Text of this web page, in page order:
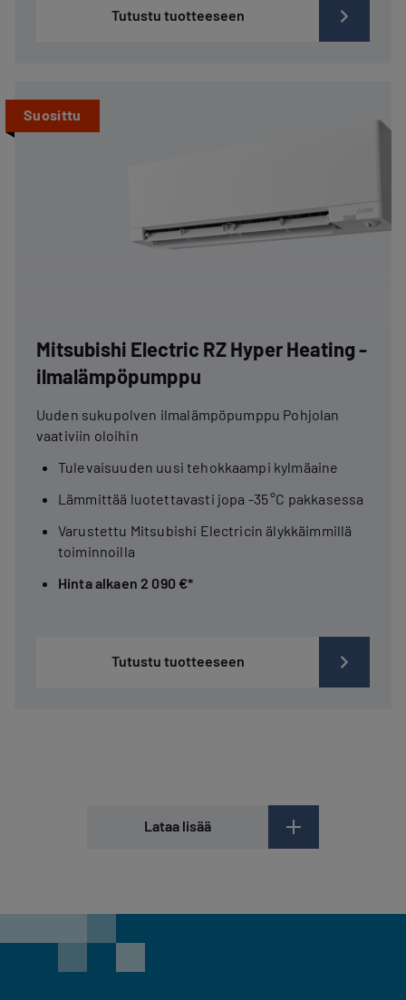
Tutustu tuotteeseen
Suosittu
Mitsubishi Electric RZ Hyper Heating -
ilmalämpöpumppu
Uuden sukupolven ilmalämpöpumppu Pohjolan
vaativiin oloihin
Tulevaisuuden uusi tehokkaampi kylmäaine
Lämmittää luotettavasti jopa -35 °C pakkasessa
Varustettu Mitsubishi Electricin älykkäimmillä
toiminnoilla
Hinta alkaen 2 090 €*
Tutustu tuotteeseen
Lataa lisää